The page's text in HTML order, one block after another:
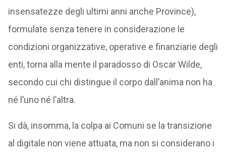
insensatezze degli ultimi anni anche Province),
formulate senza tenere in considerazione le
condizioni organizzative, operative e finanziarie degli
enti, torna alla mente il paradosso di Oscar Wilde,
secondo cui chi distingue il corpo dall’anima non ha
né l’uno né l’altra.
Si dà, insomma, la colpa ai Comuni se la transizione
al digitale non viene attuata, ma non si considerano i